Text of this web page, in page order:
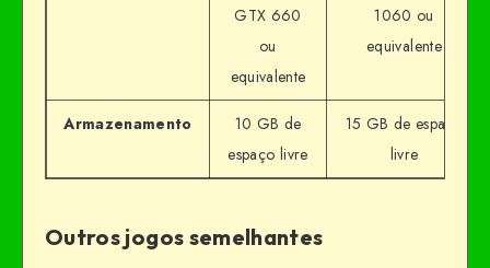
GTX 660
ou
equivalente
1060 ou
equivalente
Armazenamento
10 GB de
espaço livre
15 GB de espaço
livre
Outros jogos semelhantes